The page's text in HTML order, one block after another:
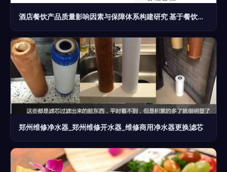
酒店餐饮产品质量影响因素与保障体系构建研究 基于餐饮服务视角
郑州维修净水器_郑州维修开水器_维修商用净水器更换滤芯